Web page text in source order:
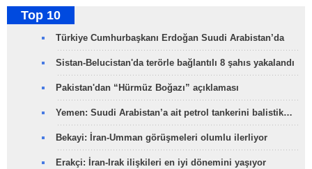
Top 10
Türkiye Cumhurbaşkanı Erdoğan Suudi Arabistan’da
Sistan-Belucistan'da terörle bağlantılı 8 şahıs yakalandı
Pakistan'dan “Hürmüz Boğazı” açıklaması
Yemen: Suudi Arabistan’a ait petrol tankerini balistik…
Bekayi: İran-Umman görüşmeleri olumlu ilerliyor
Erakçi: İran-Irak ilişkileri en iyi dönemini yaşıyor